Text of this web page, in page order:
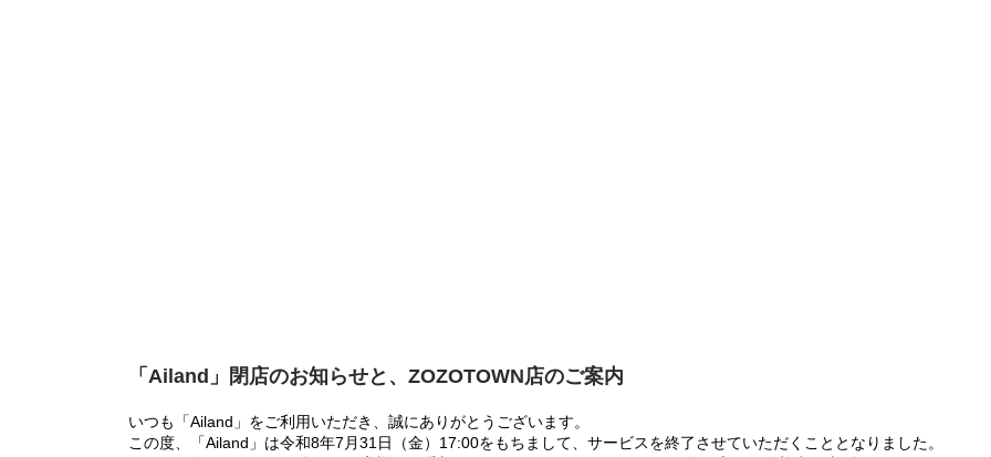
「Ailand」閉店のお知らせと、ZOZOTOWN店のご案内
いつも「Ailand」をご利用いただき、誠にありがとうございます。
この度、「Ailand」は令和8年7月31日（金）17:00をもちまして、サービスを終了させていただくこととなりました。